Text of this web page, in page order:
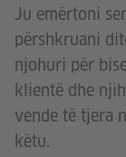
Ju emërtoni
përshkruani
njohuri për
klientë dhe
vende të tjera
këtu.